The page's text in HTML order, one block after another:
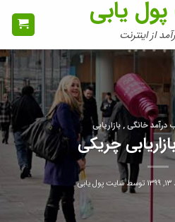
یابی
از اینترنت
درآمد خانگی , بازاریابی
چریکی
توسطسایت پول یابی